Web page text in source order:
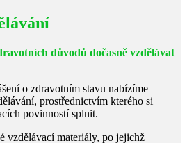
důvodů dočasně vzdělávat
o zdravotním stavu nabízíme
prostřednictvím kterého si
povinností splnit.
vzdělávací materiály, po jejichž